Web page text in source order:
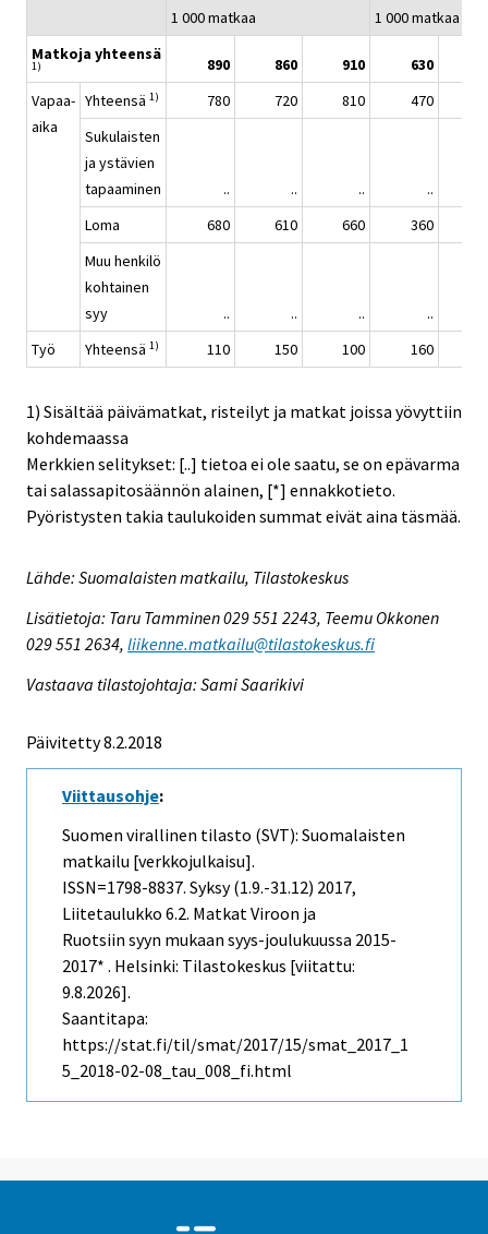
1 000 matkaa
1 000 matkaa
Matkoja yhteensä
1) 890 860 910 630
Vapaa-
aika
Yhteensä 1) 780 720 810 470
Sukulaisten
ja ystävien
tapaaminen
.. .. ..
..
Loma
680 610 660 360
Muu henkilö
kohtainen
syy
.. .. ..
..
Työ
Yhteensä 1) 110 150 100 160
1) Sisältää päivämatkat, risteilyt ja matkat joissa yövyttiin
kohdemaassa
Merkkien selitykset: [..] tietoa ei ole saatu, se on epävarma
tai salassapitosäännön alainen, [*] ennakkotieto.
Pyöristysten takia taulukoiden summat eivät aina täsmää.
Lähde: Suomalaisten matkailu, Tilastokeskus
Lisätietoja: Taru Tamminen 029 551 2243, Teemu Okkonen
029 551 2634, liikenne.matkailu@tilastokeskus.fi
Vastaava tilastojohtaja: Sami Saarikivi
Päivitetty 8.2.2018
Viittausohje:
Suomen virallinen tilasto (SVT): Suomalaisten
matkailu [verkkojulkaisu].
ISSN=1798-8837. Syksy (1.9.-31.12) 2017,
Liitetaulukko 6.2. Matkat Viroon ja
Ruotsiin syyn mukaan syys-joulukuussa 2015-
2017* . Helsinki: Tilastokeskus [viitattu:
9.8.2026].
Saantitapa:
https://stat.fi/til/smat/2017/15/smat_2017_1
5_2018-02-08_tau_008_fi.html